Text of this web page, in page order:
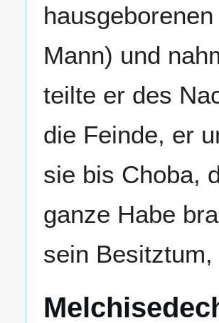
Mann) und
teilte er des
die Feinde, er
sie bis Choba,
ganze Habe
sein